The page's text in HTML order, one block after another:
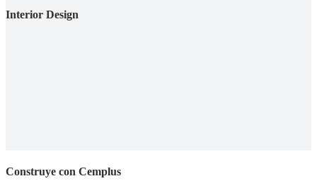
Interior Design
Construye con Cemplus